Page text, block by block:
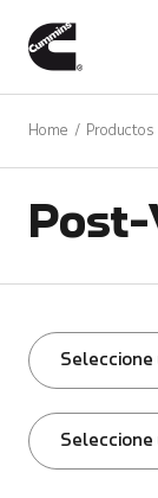
Home Productos
Post-
Seleccione
Seleccione